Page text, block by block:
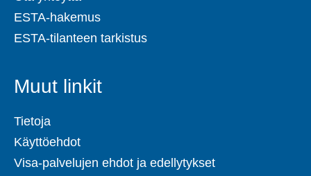
ESTA-hakemus
ESTA-tilanteen tarkistus
Muut linkit
Tietoja
Käyttöehdot
Visa-palvelujen ehdot ja edellytykset